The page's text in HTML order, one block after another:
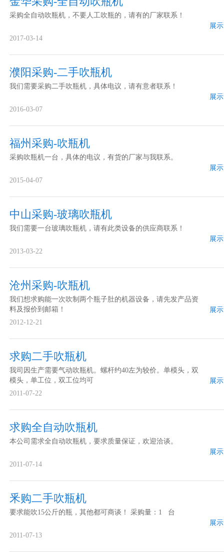
采购全自动吹瓶机，不要人工吹瓶的，请有的厂家联系！
展
2017-03-14
濮阳采购-二手吹瓶机
我们需要采购二手吹瓶机，具体电议，请有意者联系！
展
2016-03-07
福州采购-吹瓶机
采购吹瓶机一台，具体的电议，有货的厂家与我联系。
展
2015-04-07
中山采购-玻璃吹瓶机
我们需要一台玻璃吹瓶机，请有此类设备的供应商联系！
展
2013-03-22
沧州采购-吹瓶机
我们想求购能一次吹制两个瓶子肚的机器设备，请先发产品资
料及报价到邮箱！
展
2012-12-21
求购二手吹瓶机
我司因生产需要气动吹瓶机。螺杆约40左为较价。单模头，双
模头，单工位，双工位均可
展
2011-07-22
求购全自动吹瓶机
本公司需求全自动吹瓶机，要求质量保证，欢迎洽谈。
展
2011-07-14
釆购二手吹瓶机
要求能吹15公斤的瓶，其他都可商谈！ 采购量：1 台
展
2011-07-13